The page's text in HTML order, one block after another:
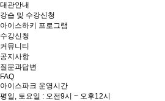
대관안내
강습 및 수강신청
아이스하키 프로그램
수강신청
커뮤니티
공지사항
질문과답변
FAQ
아이스파크 운영시간
평일, 토요일 : 오전9시 ~ 오후12시